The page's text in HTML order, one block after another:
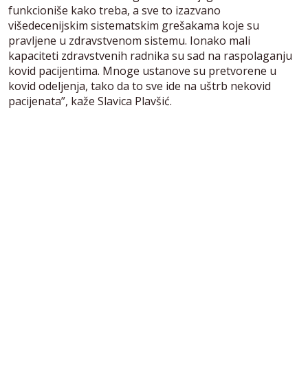
funkcioniše kako treba, a sve to izazvano
višedecenijskim sistematskim grešakama koje su
pravljene u zdravstvenom sistemu. Ionako mali
kapaciteti zdravstvenih radnika su sad na raspolaganju
kovid pacijentima. Mnoge ustanove su pretvorene u
kovid odeljenja, tako da to sve ide na uštrb nekovid
pacijenata”, kaže Slavica Plavšić.